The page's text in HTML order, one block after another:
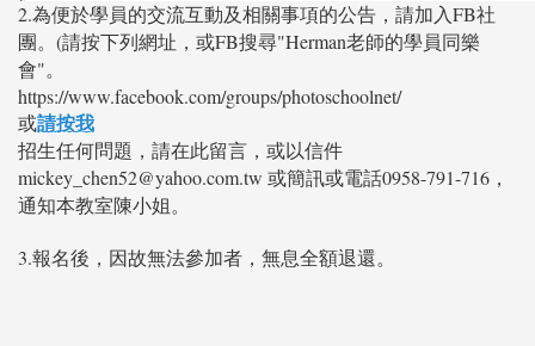
2.為便於學員的交流互動及相關事項的公告，請加入FB社
團。(請按下列網址，或FB搜尋"Herman老師的學員同樂
會"。
https://www.facebook.com/groups/photoschoolnet/
或請按我
招生任何問題，請在此留言，或以信件
mickey_chen52@yahoo.com.tw 或簡訊或電話0958-791-716，
通知本教室陳小姐。
3.報名後，因故無法參加者，無息全額退還。